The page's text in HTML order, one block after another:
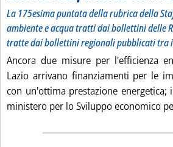
La 175esima puntata della rubrica della
ambiente e acqua tratti dai bollettini delle
tratte dai bollettini regionali pubblicati tra
Ancora due misure per l'efficienza
Lazio arrivano finanziamenti per le
con un'ottima prestazione
ministero per lo Sviluppo economico